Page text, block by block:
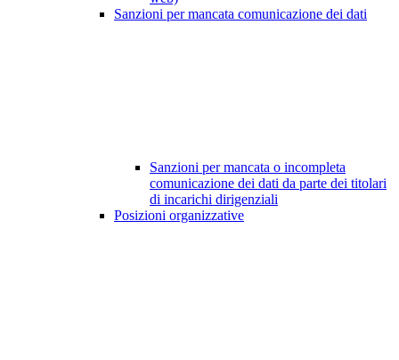
Sanzioni per mancata comunicazione dei dati
Sanzioni per mancata o incompleta
comunicazione dei dati da parte dei titolari
di incarichi dirigenziali
Posizioni organizzative